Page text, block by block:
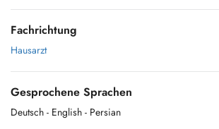
Fachrichtung
Hausarzt
Gesprochene Sprachen
Deutsch - English - Persian